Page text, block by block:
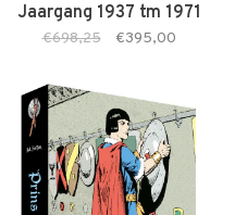
Jaargang 1937 tm 1971
(PRE-ORDER)
€698,25 €395,00